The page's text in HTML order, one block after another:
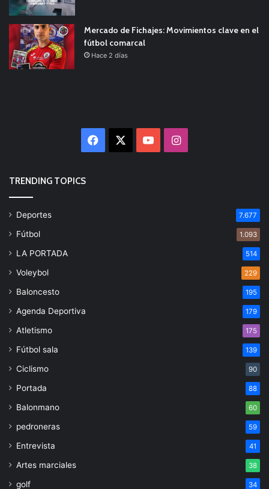
Mercado de Fichajes: Movimientos clave en el
fútbol comarcal
Hace 2 días
Facebook YouTubeInstagram
TRENDING TOPICS
Deportes 7.677
Fútbol 1.093
LA PORTADA 514
Voleybol 229
Baloncesto 195
Agenda Deportiva 179
Atletismo 175
Fútbol sala 139
Ciclismo 90
Portada 88
Balonmano 60
pedroneras 59
Entrevista 41
Artes marciales 38
golf 34